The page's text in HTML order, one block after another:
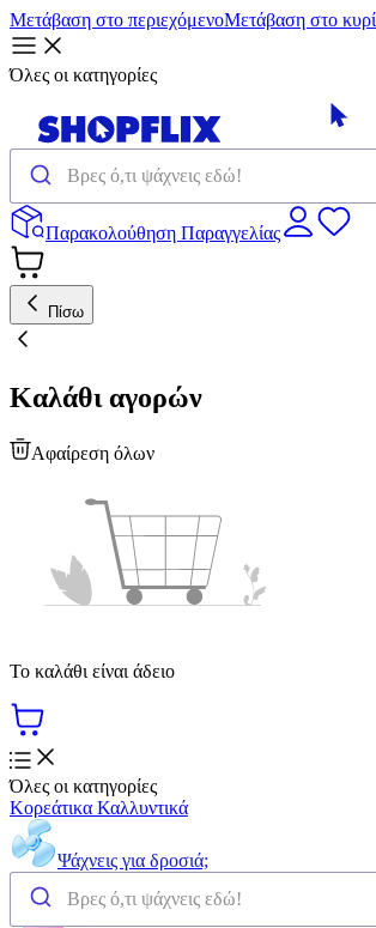
Μετάβαση στο περιεχόμενοΜετάβαση στο
Όλες οι κατηγορίες
Παρακολούθηση Παραγγελίας
Πίσω
Καλάθι αγορών
Αφαίρεση όλων
Το καλάθι είναι άδειο
Όλες οι κατηγορίες
Κορεάτικα Καλλυντικά
Ψάχνεις για δροσιά;